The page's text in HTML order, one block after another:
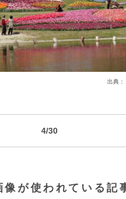
出典：
4/30
像が使われている記